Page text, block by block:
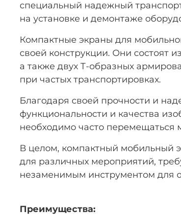
специальный надежный
на установке и демонтаже
Компактные экраны для
своей конструкции. Они состоят
а также двух Т-образных
при частых транспортировках.
Благодаря своей прочности и
функциональности и качества
необходимо часто перемещаться
В целом, компактный мобильный
для различных мероприятий,
незаменимым инструментом для
Преимущества: